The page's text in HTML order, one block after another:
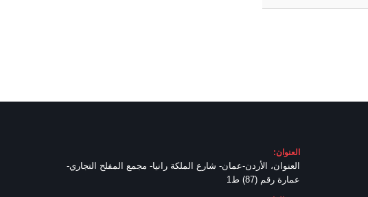
العنوان:
العنوان، الأردن-عمان- شارع الملكة رانيا- مجمع المفلح التجاري-
عمارة رقم (87) ط1